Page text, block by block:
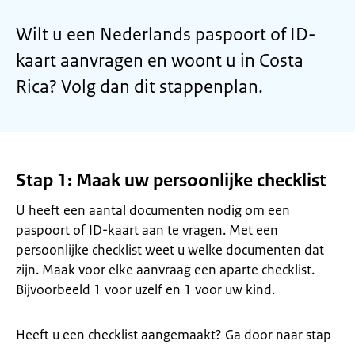
Wilt u een Nederlands paspoort of ID-
kaart aanvragen en woont u in Costa
Rica? Volg dan dit stappenplan.
Stap 1: Maak uw persoonlijke checklist
U heeft een aantal documenten nodig om een
paspoort of ID-kaart aan te vragen. Met een
persoonlijke checklist weet u welke documenten dat
zijn. Maak voor elke aanvraag een aparte checklist.
Bijvoorbeeld 1 voor uzelf en 1 voor uw kind.
Heeft u een checklist aangemaakt? Ga door naar stap